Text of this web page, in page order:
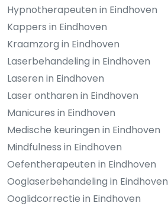
Hypnotherapeuten in Eindhoven
Kappers in Eindhoven
Kraamzorg in Eindhoven
Laserbehandeling in Eindhoven
Laseren in Eindhoven
Laser ontharen in Eindhoven
Manicures in Eindhoven
Medische keuringen in Eindhoven
Mindfulness in Eindhoven
Oefentherapeuten in Eindhoven
Ooglaserbehandeling in Eindhoven
Ooglidcorrectie in Eindhoven